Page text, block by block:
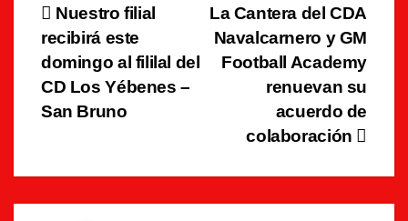
Navegación
de
entradas
La Cantera del CDA
Navalcarnero y GM
Football Academy
renuevan su
acuerdo de
colaboración
Nuestro filial
recibirá este
domingo al fililal del
CD Los Yébenes –
San Bruno